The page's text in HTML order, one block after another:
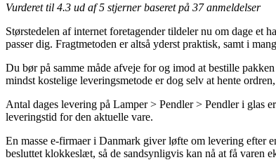
Vurderet til 4.3 ud af 5 stjerner baseret på 37anmeldelser
Størstedelen af internet foretagender tildeler nu om dage et
passer dig. Fragtmetoden er altså yderst praktisk, samt i
Du bør på samme måde afveje for og imod at bestille
mindst kostelige leveringsmetode er dog selv at hente
Antal dages levering på Lamper > Pendler > Pendler i glas
leveringstid for den aktuelle vare.
En masse e-firmaer i Danmark giver løfte om levering efter
besluttet klokkeslæt, så de sandsynligvis kan nå at få varen